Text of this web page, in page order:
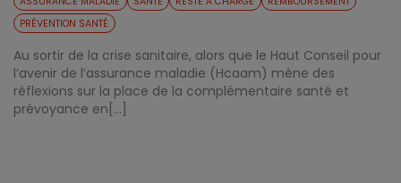
PRÉVENTION SANTÉ
Au sortir de la crise sanitaire, alors que le Haut Conseil pour
l’avenir de l’assurance maladie (Hcaam) mène des
réflexions sur la place de la complémentaire santé et
prévoyance en[...]